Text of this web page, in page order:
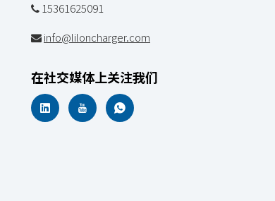
15361625091
 info@liloncharger.com
在社交媒体上关注我们